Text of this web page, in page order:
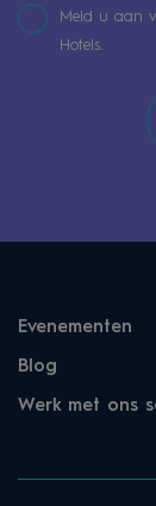
Meld u aan
Hotels.
Evenementen
Blog
Werk met ons